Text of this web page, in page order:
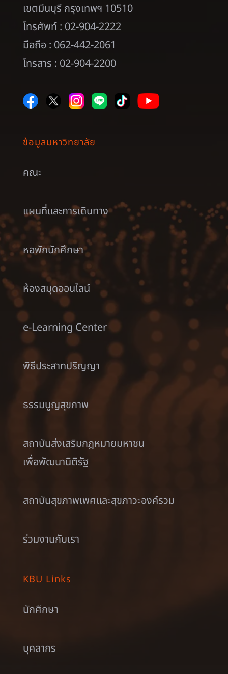
เขตมีนบุรี กรุงเทพฯ 10510
โทรศัพท์ : 02-904-2222
มือถือ : 062-442-2061
โทรสาร : 02-904-2200
ข้อมูลมหาวิทยาลัย
คณะ
แผนที่และการเดินทาง
หอพักนักศึกษา
ห้องสมุดออนไลน์
e-Learning Center
พิธีประสาทปริญญา
ธรรมนูญสุขภาพ
สถาบันส่งเสริมกฎหมายมหาชน
เพื่อพัฒนานิติรัฐ
สถาบันสุขภาพเพศและสุขภาวะองค์รวม
ร่วมงานกับเรา
KBU Links
นักศึกษา
บุคลากร